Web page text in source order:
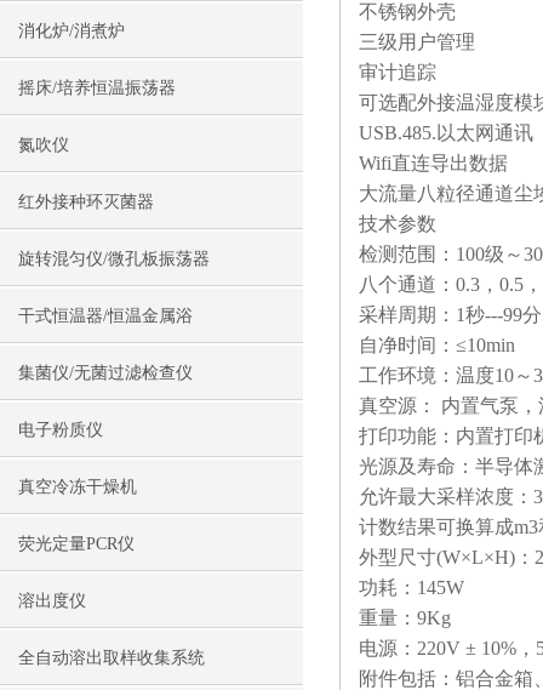
消化炉/消煮炉
摇床/培养恒温振荡器
氮吹仪
红外接种环灭菌器
旋转混匀仪/微孔板振荡器
干式恒温器/恒温金属浴
集菌仪/无菌过滤检查仪
电子粉质仪
真空冷冻干燥机
荧光定量PCR仪
溶出度仪
全自动溶出取样收集系统
不锈钢外壳
三级用户管理
审计追踪
可选配外接温湿度模
USB.485.以太网通讯
Wifi直连导出数据
大流量八粒径通道尘
技术参数
检测范围：100级～
八个通道：0.3，0.5
采样周期：1秒---99
自净时间：≤10min
工作环境：温度10
真空源： 内置气泵
打印功能：内置打印
光源及寿命：半导体
允许最大采样浓度：
计数结果可换算成
外型尺寸(W×L×H)：
功耗：145W
重量：9Kg
电源：220V ± 10%
附件包括：铝合金箱